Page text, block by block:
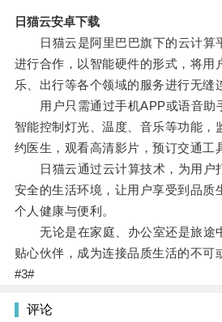
日猫云安卓下载
日猫云是阿里巴巴旗下的云计算
进行合作，以智能硬件的形式，将用
乐、出行等各个领域的服务进行无缝
用户只需通过手机APP或语音助
智能控制灯光、温度、音乐等功能，
约医生，观看高清影片，预订交通工
日猫云通过云计算技术，为用户打
安全的生活环境，让用户享受到品质
个人健康与便利。
无论是在家庭、办公室还是旅途
贴心伙伴，成为连接品质生活的不可
#3#
评论